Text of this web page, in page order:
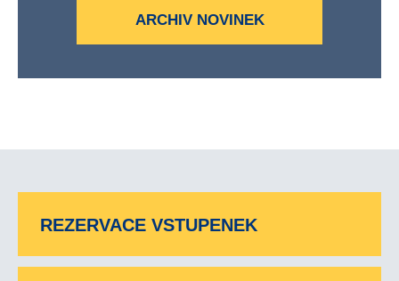
ARCHIV NOVINEK
REZERVACE VSTUPENEK